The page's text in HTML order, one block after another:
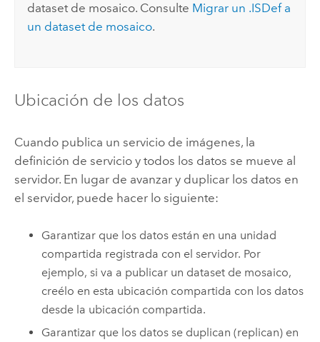
dataset de mosaico. Consulte Migrar un .ISDef a
un dataset de mosaico.
Ubicación de los datos
Cuando publica un servicio de imágenes, la
definición de servicio y todos los datos se mueve al
servidor. En lugar de avanzar y duplicar los datos en
el servidor, puede hacer lo siguiente:
Garantizar que los datos están en una unidad
compartida registrada con el servidor. Por
ejemplo, si va a publicar un dataset de mosaico,
creélo en esta ubicación compartida con los datos
desde la ubicación compartida.
Garantizar que los datos se duplican (replican) en